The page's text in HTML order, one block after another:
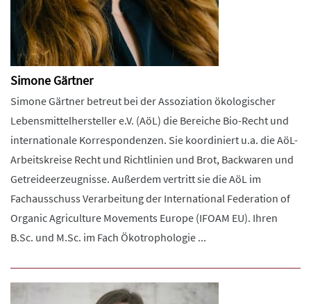
Simone Gärtner
Simone Gärtner betreut bei der Assoziation ökologischer
Lebensmittelhersteller e.V. (AöL) die Bereiche Bio-Recht und
internationale Korrespondenzen. Sie koordiniert u.a. die AöL-
Arbeitskreise Recht und Richtlinien und Brot, Backwaren und
Getreideerzeugnisse. Außerdem vertritt sie die AöL im
Fachausschuss Verarbeitung der International Federation of
Organic Agriculture Movements Europe (IFOAM EU). Ihren
B.Sc. und M.Sc. im Fach Ökotrophologie ...